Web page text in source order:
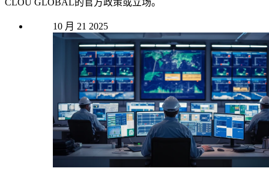
10 月 21 2025